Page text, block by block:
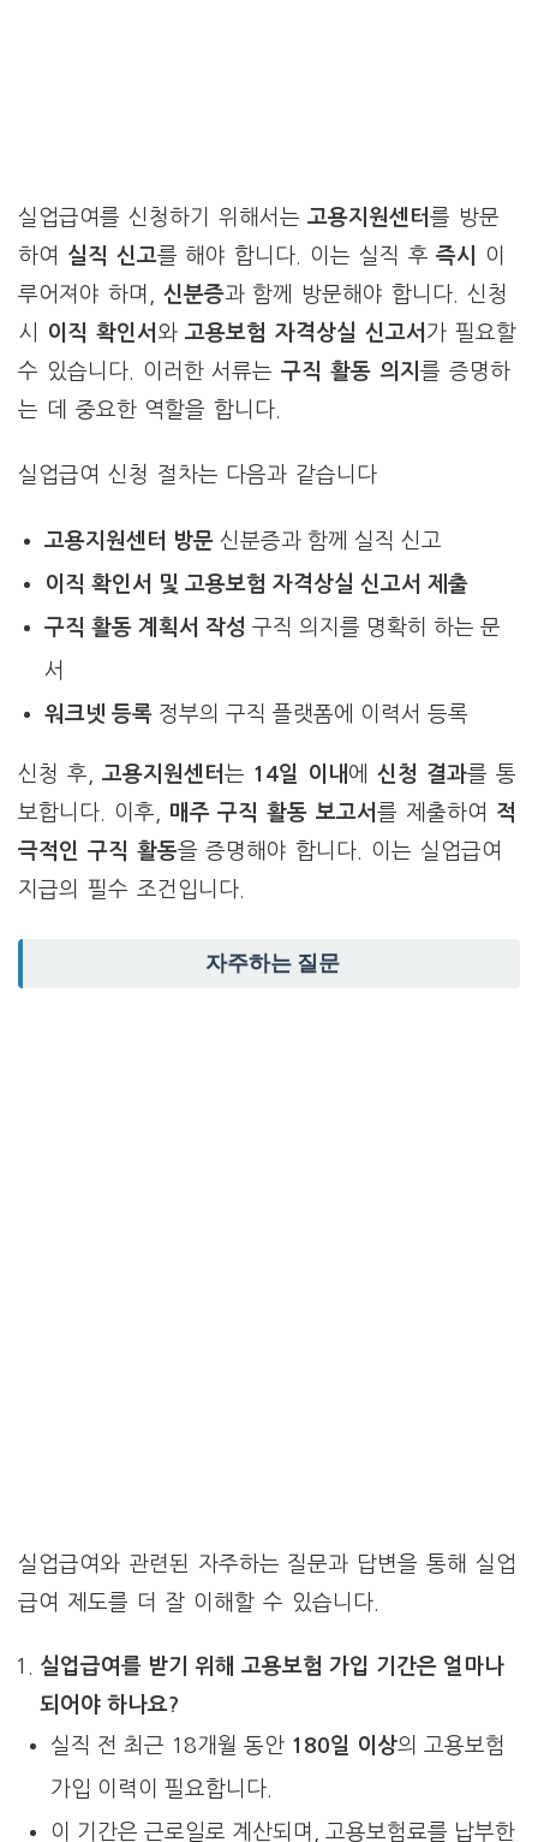
실업급여를 신청하기 위해서는고용지원센터를 방문
하여 실직 신고를 해야 합니다. 이는 실직 후즉시
이
루어져야 하며, 신분증과 함께 방문해야 합니다. 신청
시
이직 확인서 와고용보험 자격상실 신고서 가 필요할
수 있습니다. 이러한 서류는구직 활동 의지 를 증명하
는 데 중요한 역할을 합니다.
실업급여 신청 절차는 다음과 같습니다
고용지원센터 방문신분증과 함께 실직 신고
이직 확인서 및 고용보험 자격상실 신고서 제출
구직 활동 계획서 작성 구직 의지를 명확히 하는 문
서
워크넷 등록정부의 구직 플랫폼에 이력서 등록
신청 후, 고용지원센터 는 14일 이내 에신청 결과를 통
보합니다. 이후, 매주 구직 활동 보고서를 제출하여 적
극적인 구직 활동을 증명해야 합니다. 이는 실업급여
지급의 필수 조건입니다.
자주하는 질문
실업급여와 관련된 자주하는 질문과 답변을 통해 실업
급여 제도를 더 잘 이해할 수 있습니다.
실업급여를 받기 위해 고용보험 가입 기간은 얼마나
되어야 하나요?
실직 전 최근 18개월 동안 180일 이상의 고용보험
가입 이력이 필요합니다.
이 기간은 근로일로 계산되며, 고용보험료를 납부한